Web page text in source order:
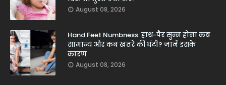
August 08, 2026
Hand Feet Numbness: हाथ-पैर सुन्न होना कब
सामान्य और कब खतरे की घंटी? जानें इसके
कारण
August 08, 2026